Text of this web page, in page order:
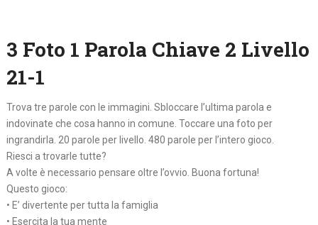
3 Foto 1 Parola Chiave 2 Livello
21-1
Trova tre parole con le immagini. Sbloccare l’ultima parola e
indovinate che cosa hanno in comune. Toccare una foto per
ingrandirla. 20 parole per livello. 480 parole per l’intero gioco.
Riesci a trovarle tutte?
A volte è necessario pensare oltre l’ovvio. Buona fortuna!
Questo gioco:
• E’ divertente per tutta la famiglia
• Esercita la tua mente